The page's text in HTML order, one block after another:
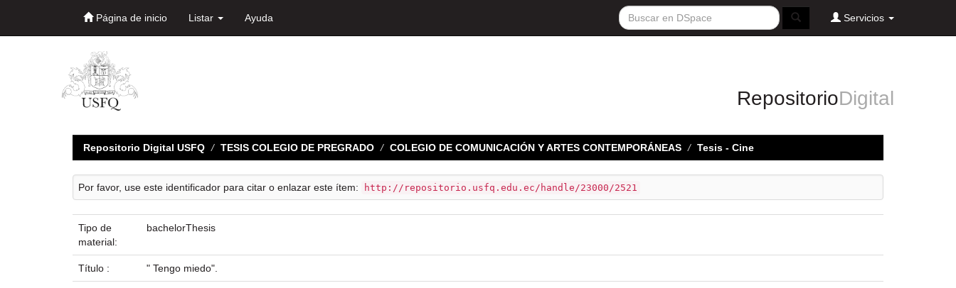
Página de inicio Listar Ayuda Servicios
RepositorioDigital
Repositorio Digital USFQ TESIS COLEGIO DE PREGRADO COLEGIO DE COMUNICACIÓN Y ARTES CONTEMPORÁNEAS Tesis - Cine
Por favor, use este identificador para citar o enlazar este ítem: http://repositorio.usfq.edu.ec/handle/23000/2521
Tipo de
material:
bachelorThesis
Título : " Tengo miedo".